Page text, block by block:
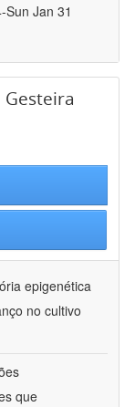
Jan 31
epigenética
no cultivo
que